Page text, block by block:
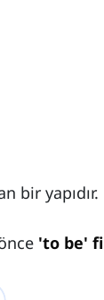
bir yapıdır.
'to be'